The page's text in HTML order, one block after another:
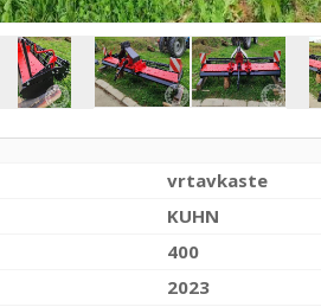
vrtavkaste
KUHN
400
2023